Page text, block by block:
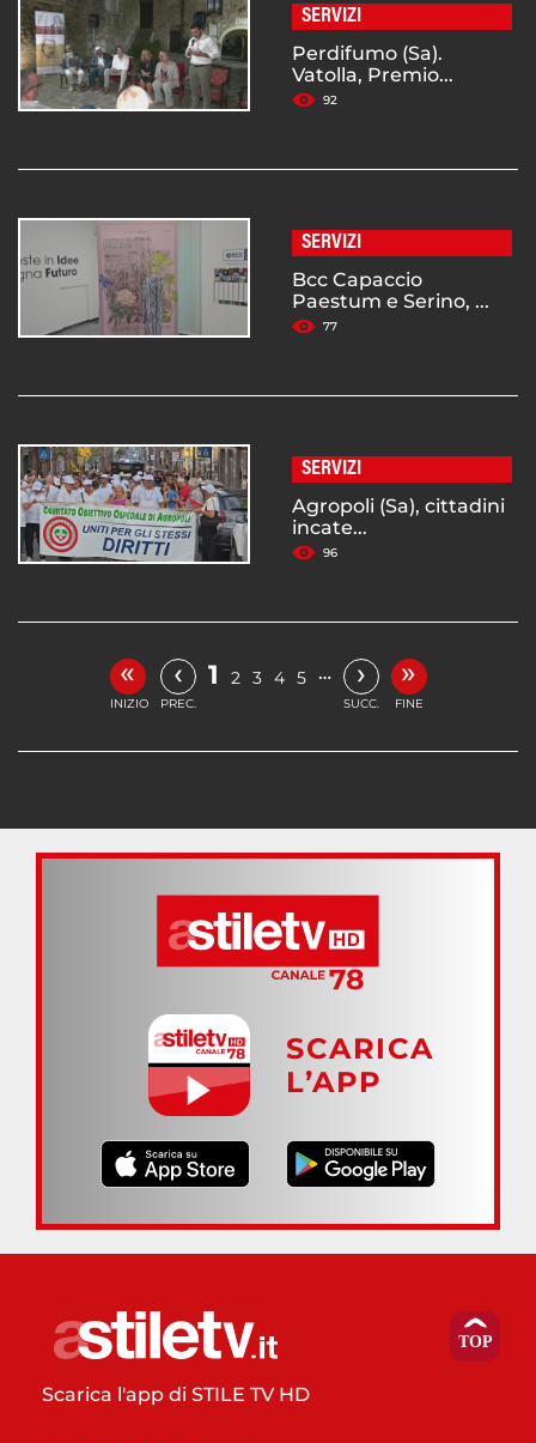
SERVIZI
Perdifumo (Sa).
Vatolla, Premio...
92
SERVIZI
Bcc Capaccio
Paestum e Serino, ...
77
SERVIZI
Agropoli (Sa), cittadini
incate...
96
«
INIZIO
‹
PREC.
1 2 3 4 5 … ›
SUCC.
»
FINE
SCARICA
L’APP
Scarica l'app di STILE TV HD